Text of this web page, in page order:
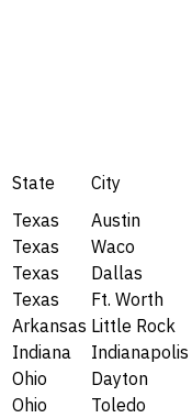
State City
Texas
Austin
Texas
Waco
Texas
Dallas
Texas
Ft. Worth
Arkansas Little Rock
Indiana
Indianapolis
Ohio
Dayton
Ohio
Toledo